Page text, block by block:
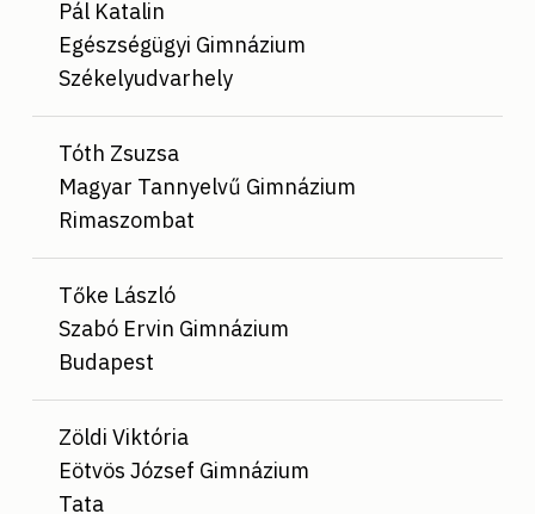
Pál Katalin
Egészségügyi Gimnázium
Székelyudvarhely
Tóth Zsuzsa
Magyar Tannyelvű Gimnázium
Rimaszombat
Tőke László
Szabó Ervin Gimnázium
Budapest
Zöldi Viktória
Eötvös József Gimnázium
Tata